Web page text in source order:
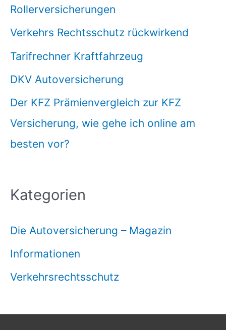
Rollerversicherungen
Verkehrs Rechtsschutz rückwirkend
Tarifrechner Kraftfahrzeug
DKV Autoversicherung
Der KFZ Prämienvergleich zur KFZ
Versicherung, wie gehe ich online am
besten vor?
Kategorien
Die Autoversicherung – Magazin
Informationen
Verkehrsrechtsschutz